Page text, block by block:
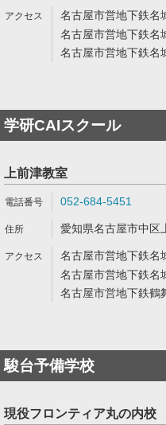
名古屋市営地下鉄名
名古屋市営地下鉄名
名古屋市営地下鉄名
学研CAIスクール
上前津教室
052-684-5451
愛知県名古屋市中区
名古屋市営地下鉄名
名古屋市営地下鉄名
名古屋市営地下鉄鶴
駿台予備学校
現役フロンティア丸の内校